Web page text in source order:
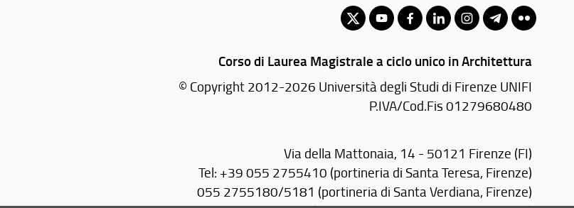
Corso di Laurea Magistrale a ciclo unico in Architettura
© Copyright 2012-2026 Università degli Studi di Firenze UNIFI
P.IVA/Cod.Fis 01279680480
Via della Mattonaia, 14 - 50121 Firenze (FI)
Tel: +39 055 2755410 (portineria di Santa Teresa, Firenze)
055 2755180/5181 (portineria di Santa Verdiana, Firenze)